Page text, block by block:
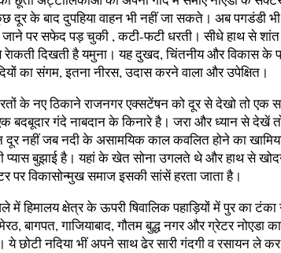
दूर के बाद दुपहिया वाहन भी नहीं जा सकते। अब
पर सफेद पड़ चुकी , कटी-फटी धरती। सीधे हाथ से शांत
दिखती है यमुना। यह दुखद, चिंतनीय और विकास के
का संगम, इतना नीरस, उदास करने वाला और उपेक्षित।
के नए ठिकाने राजनगर एक्सटेंषन को दूर से देखो
गंदे नाबदान के किनारे है। जरा और ध्यान से देखें
नहीं जब नदी के असामयिक काल कवलित होने का
बुझाई है। यहां के खेत सोना उगलते थे और हाथ से खोदने
विकासोन्मुख समाज इसकी सांसें हरता जाता है।
हिमालय क्षेत्र के ऊपरी षिवालिक पहाड़ियों में पुर का
बागपत, गाजियाबाद, गौतम बुद्ध नगर और ग्रेटर नोएडा
छोटी नदिया भीं अपने साथ ढेर सारी गंदगी व रसायन ले